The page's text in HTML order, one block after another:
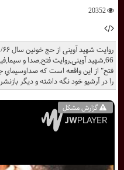
گزارش مشکل
66,شهید آوینی,روایت فتح,صدا و
فتح" از اين واقعه است كه صداوسيماي
را در آرشيو خود نگه داشته و ديگر
20352